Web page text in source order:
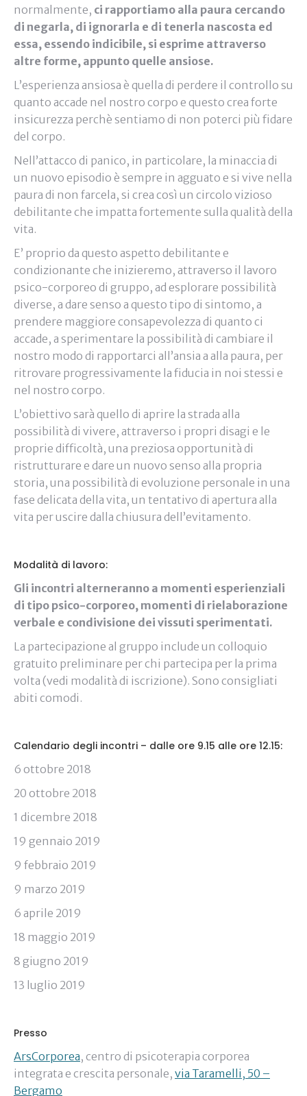
normalmente, ci rapportiamo alla paura cercando
di negarla, di ignorarla e di tenerla nascosta ed
essa, essendo indicibile, si esprime attraverso
altre forme, appunto quelle ansiose.
L’esperienza ansiosa è quella di perdere il controllo su
quanto accade nel nostro corpo e questo crea forte
insicurezza perchè sentiamo di non poterci più fidare
del corpo.
Nell’attacco di panico, in particolare, la minaccia di
un nuovo episodio è sempre in agguato e si vive nella
paura di non farcela, si crea così un circolo vizioso
debilitante che impatta fortemente sulla qualità della
vita.
E’ proprio da questo aspetto debilitante e
condizionante che inizieremo, attraverso il lavoro
psico-corporeo di gruppo, ad esplorare possibilità
diverse, a dare senso a questo tipo di sintomo, a
prendere maggiore consapevolezza di quanto ci
accade, a sperimentare la possibilità di cambiare il
nostro modo di rapportarci all’ansia a alla paura, per
ritrovare progressivamente la fiducia in noi stessi e
nel nostro corpo.
L’obiettivo sarà quello di aprire la strada alla
possibilità di vivere, attraverso i propri disagi e le
proprie difficoltà, una preziosa opportunità di
ristrutturare e dare un nuovo senso alla propria
storia, una possibilità di evoluzione personale in una
fase delicata della vita, un tentativo di apertura alla
vita per uscire dalla chiusura dell’evitamento.
Modalità di lavoro:
Gli incontri alterneranno a momenti esperienziali
di tipo psico-corporeo, momenti di rielaborazione
verbale e condivisione dei vissuti sperimentati.
La partecipazione al gruppo include un colloquio
gratuito preliminare per chi partecipa per la prima
volta (vedi modalità di iscrizione). Sono consigliati
abiti comodi.
Calendario degli incontri – dalle ore 9.15 alle ore 12.15:
6 ottobre 2018
20 ottobre 2018
1 dicembre 2018
19 gennaio 2019
9 febbraio 2019
9 marzo 2019
6 aprile 2019
18 maggio 2019
8 giugno 2019
13 luglio 2019
Presso
ArsCorporea, centro di psicoterapia corporea
integrata e crescita personale, via Taramelli, 50 –
Bergamo